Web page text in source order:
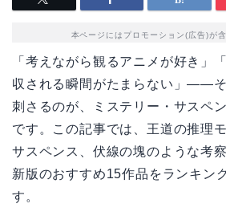
本ページにはプロモーション(広告)が含
「考えながら観るアニメが好き」
収される瞬間がたまらない」——
刺さるのが、ミステリー・サスペ
です。この記事では、王道の推理
サスペンス、伏線の塊のような考
新版のおすすめ15作品をランキン
す。